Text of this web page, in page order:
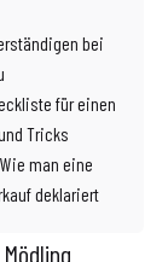
bei
für einen
Tricks
man eine
deklariert
Mödling